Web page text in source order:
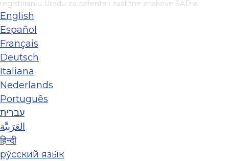
registriran u Uredu za patente i zaštitne znakove SAD-a
English
Español
Français
Deutsch
Italiana
Nederlands
Português
עברית
العَرَبِيَّة
हिन्दी
ру́сский язы́к